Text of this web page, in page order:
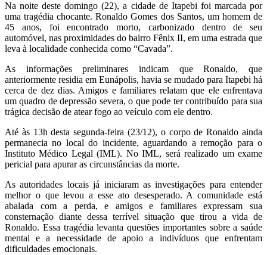
Na noite deste domingo (22), a cidade de Itapebi foi marcada por
uma tragédia chocante. Ronaldo Gomes dos Santos, um homem de
45 anos, foi encontrado morto, carbonizado dentro de seu
automóvel, nas proximidades do bairro Fênix II, em uma estrada que
leva à localidade conhecida como “Cavada”.
As informações preliminares indicam que Ronaldo, que
anteriormente residia em Eunápolis, havia se mudado para Itapebi há
cerca de dez dias. Amigos e familiares relatam que ele enfrentava
um quadro de depressão severa, o que pode ter contribuído para sua
trágica decisão de atear fogo ao veículo com ele dentro.
Até às 13h desta segunda-feira (23/12), o corpo de Ronaldo ainda
permanecia no local do incidente, aguardando a remoção para o
Instituto Médico Legal (IML). No IML, será realizado um exame
pericial para apurar as circunstâncias da morte.
As autoridades locais já iniciaram as investigações para entender
melhor o que levou a esse ato desesperado. A comunidade está
abalada com a perda, e amigos e familiares expressam sua
consternação diante dessa terrível situação que tirou a vida de
Ronaldo. Essa tragédia levanta questões importantes sobre a saúde
mental e a necessidade de apoio a indivíduos que enfrentam
dificuldades emocionais.